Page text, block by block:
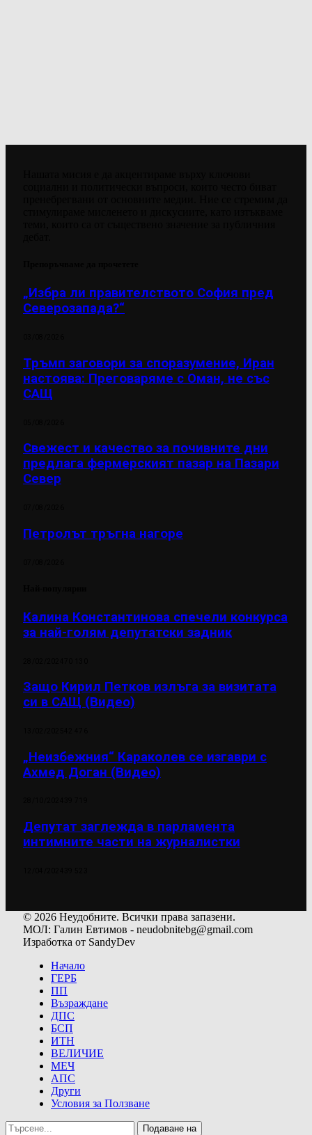
„Избра ли правителството София пред
Северозапада?“
Тръмп заговори за споразумение, Иран
настоява: Преговаряме с Оман, не със
САЩ
Свежест и качество за почивните дни
предлага фермерският пазар на Пазари
Север
Петролът тръгна нагоре
Калина Константинова спечели конкурса
за най-голям депутатски задник
Защо Кирил Петков излъга за визитата
си в САЩ (Видео)
„Неизбежния“ Караколев се изгаври с
Ахмед Доган (Видео)
Депутат заглежда в парламента
интимните части на журналистки
© 2026 Неудобните. Всички права запазени.
МОЛ: Галин Евтимов - neudobnitebg@gmail.com
Изработка от SandyDev
Начало
ГЕРБ
ПП
Възраждане
ДПС
БСП
ИТН
ВЕЛИЧИЕ
МЕЧ
АПС
Други
Условия за Ползване
Подаване на